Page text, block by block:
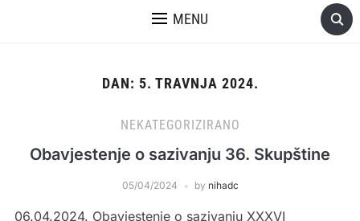
MENU
DAN: 5. TRAVNJA 2024.
NEKATEGORIZIRANO
Obavjestenje o sazivanju 36. Skupštine
05/04/2024 by nihadc
06.04.2024. Obavjestenje o sazivanju XXXVI